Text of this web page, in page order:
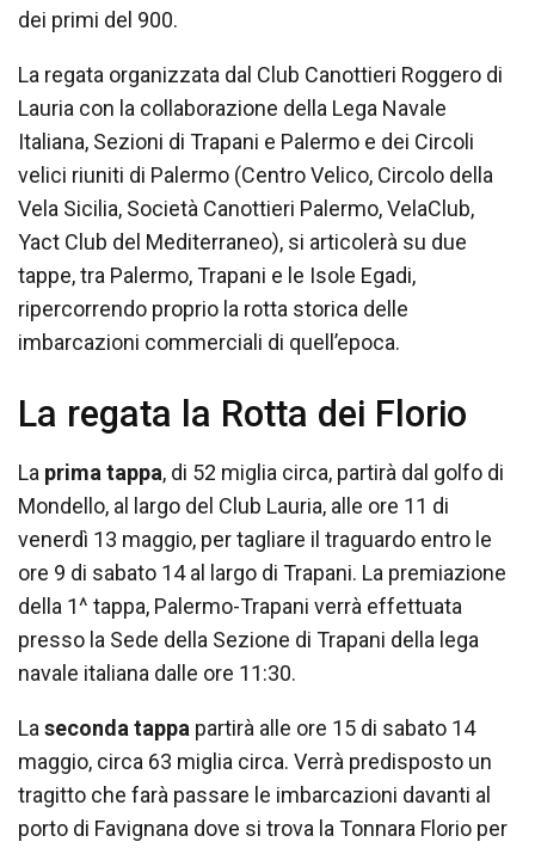
dei primi del 900.
La regata organizzata dal Club Canottieri Roggero di
Lauria con la collaborazione della Lega Navale
Italiana, Sezioni di Trapani e Palermo e dei Circoli
velici riuniti di Palermo (Centro Velico, Circolo della
Vela Sicilia, Società Canottieri Palermo, VelaClub,
Yact Club del Mediterraneo), si articolerà su due
tappe, tra Palermo, Trapani e le Isole Egadi,
ripercorrendo proprio la rotta storica delle
imbarcazioni commerciali di quell’epoca.
La regata la Rotta dei Florio
La prima tappa, di 52 miglia circa, partirà dal golfo di
Mondello, al largo del Club Lauria, alle ore 11 di
venerdì 13 maggio, per tagliare il traguardo entro le
ore 9 di sabato 14 al largo di Trapani. La premiazione
della 1^ tappa, Palermo-Trapani verrà effettuata
presso la Sede della Sezione di Trapani della lega
navale italiana dalle ore 11:30.
Laseconda tappa partirà alle ore 15 di sabato 14
maggio, circa 63 miglia circa. Verrà predisposto un
tragitto che farà passare le imbarcazioni davanti al
porto di Favignana dove si trova la Tonnara Florio per